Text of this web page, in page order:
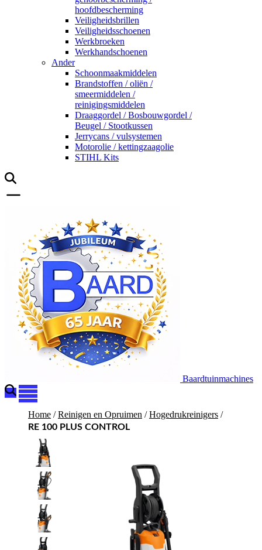
hoofdbescherming
Veiligheidsbrillen
Veiligheidsschoenen
Werkbroeken
Werkhandschoenen
Ander
Schoonmaakmiddelen
Brandstoffen / oliën /
smeermiddelen /
reinigingsmiddelen
Draaggordel / Bosbouwgordel /
Beugel / Stootkussen
Jerrycans / vulsystemen
Motorolie / kettingzaagolie
STIHL Kits
Baardtuinmachines
Home /Reinigen en Opruimen /Hogedrukreinigers /
RE 100 PLUS CONTROL